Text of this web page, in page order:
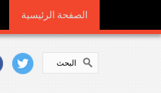
الصفحة الرئيسية